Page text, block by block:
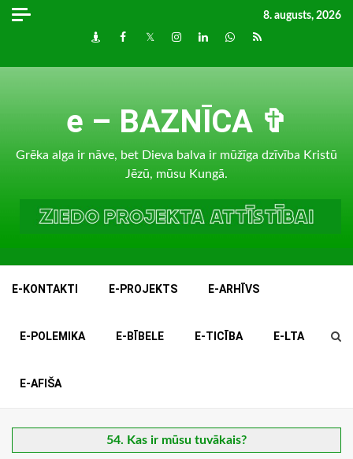
Skip
8. augusts, 2026
DraugiemFacebook
TwitterInstagram
LinkedInwhatsapp
RSS
e – BAZNĪCA ✞
Grēka alga ir nāve, bet Dieva balva ir mūžīga dzīvība Kristū
Jēzū, mūsu Kungā.
E-KONTAKTI E-PROJEKTS E-ARHĪVS
E-POLEMIKA E-BĪBELE E-TICĪBA E-LTA
E-AFIŠA
54. Kas ir mūsu tuvākais?